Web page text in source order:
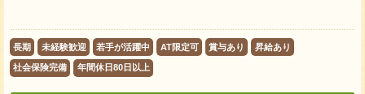
長期 未経験歓迎 若手が活躍中 AT限定可 賞与あり 昇給あり
社会保険完備 年間休日80日以上